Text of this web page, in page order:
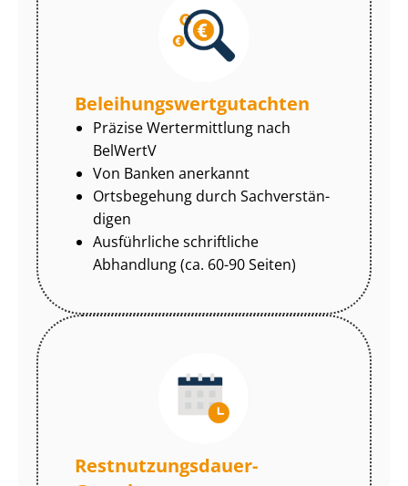
Be­lei­hungs­wert­gut­ach­ten
Präzise Wertermittlung nach
BelWertV
Von Banken anerkannt
Ortsbegehung durch Sach­ver­stän­
di­gen
Ausführliche schriftliche
Abhandlung (ca. 60-90 Seiten)
Rest­nut­zungs­dau­er-